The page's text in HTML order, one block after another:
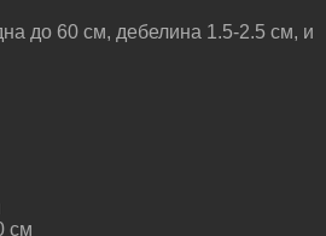
до 60 см, дебелина 1.5-2.5 см, и
см